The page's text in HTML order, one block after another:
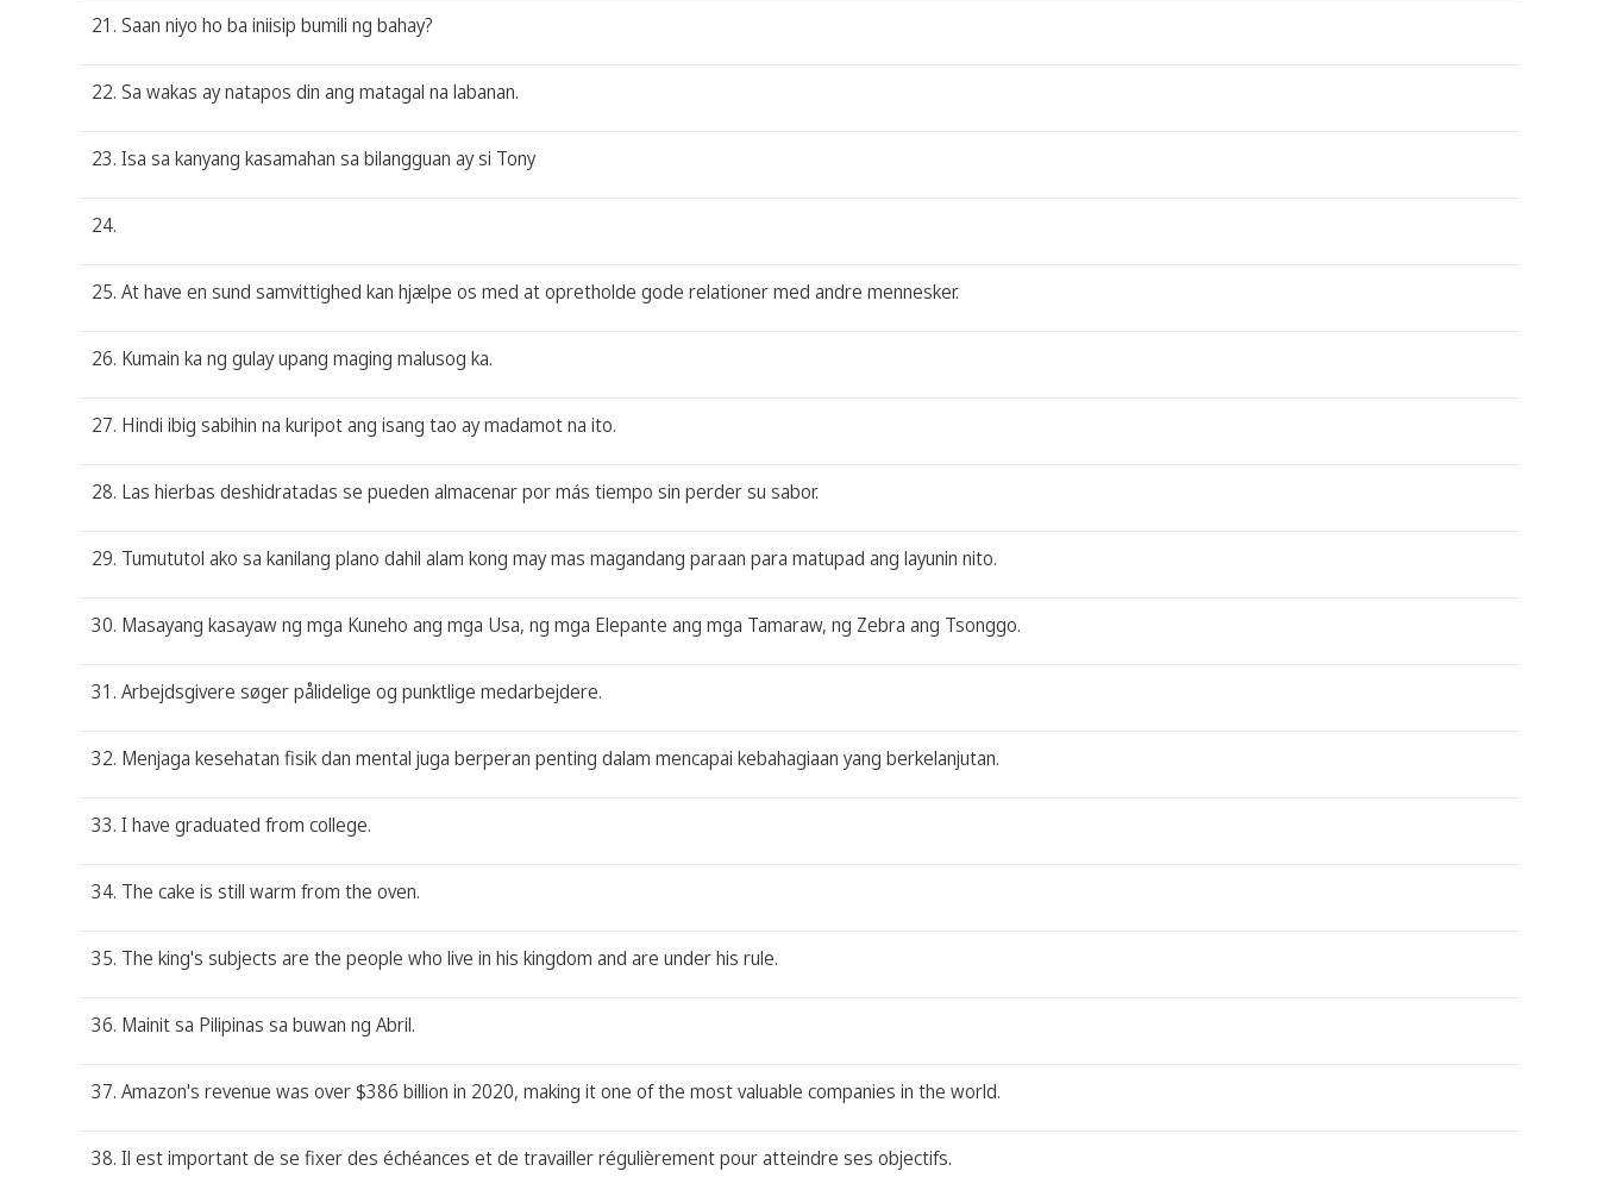
21. Saan niyo ho ba iniisip bumili ng bahay?
22. Sa wakas ay natapos din ang matagal na labanan.
23. Isa sa kanyang kasamahan sa bilangguan ay si Tony
24.
25. At have en sund samvittighed kan hjælpe os med at opretholde gode relationer med andre mennesker.
26. Kumain ka ng gulay upang maging malusog ka.
27. Hindi ibig sabihin na kuripot ang isang tao ay madamot na ito.
28. Las hierbas deshidratadas se pueden almacenar por más tiempo sin perder su sabor.
29. Tumututol ako sa kanilang plano dahil alam kong may mas magandang paraan para matupad ang layunin nito.
30. Masayang kasayaw ng mga Kuneho ang mga Usa, ng mga Elepante ang mga Tamaraw, ng Zebra ang Tsonggo.
31. Arbejdsgivere søger pålidelige og punktlige medarbejdere.
32. Menjaga kesehatan fisik dan mental juga berperan penting dalam mencapai kebahagiaan yang berkelanjutan.
33. I have graduated from college.
34. The cake is still warm from the oven.
35. The king's subjects are the people who live in his kingdom and are under his rule.
36. Mainit sa Pilipinas sa buwan ng Abril.
37. Amazon's revenue was over $386 billion in 2020, making it one of the most valuable companies in the world.
38. Il est important de se fixer des échéances et de travailler régulièrement pour atteindre ses objectifs.